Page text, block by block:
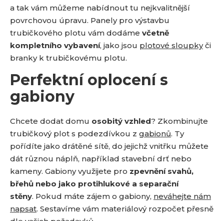
a tak vám můžeme nabídnout tu nejkvalitnější
povrchovou úpravu. Panely pro výstavbu
trubičkového plotu vám dodáme včetně
kompletního vybavení, jako jsou plotové sloupkyči
branky k trubičkovému plotu.
Perfektní oplocení s
gabiony
Chcete dodat domu osobitý vzhled? Zkombinujte
trubičkový plot s podezdívkou z gabionů. Ty
pořídíte jako drátěné sítě, do jejichž vnitřku můžete
dát různou náplň, například stavební drť nebo
kameny. Gabiony využijete pro zpevnění svahů,
břehů nebo jako protihlukové a separační
stěny. Pokud máte zájem o gabiony, neváhejte nám
napsat. Sestavíme vám materiálový rozpočet přesně